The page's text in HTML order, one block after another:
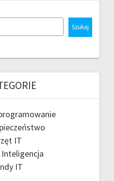
Szukaj
IT
IT